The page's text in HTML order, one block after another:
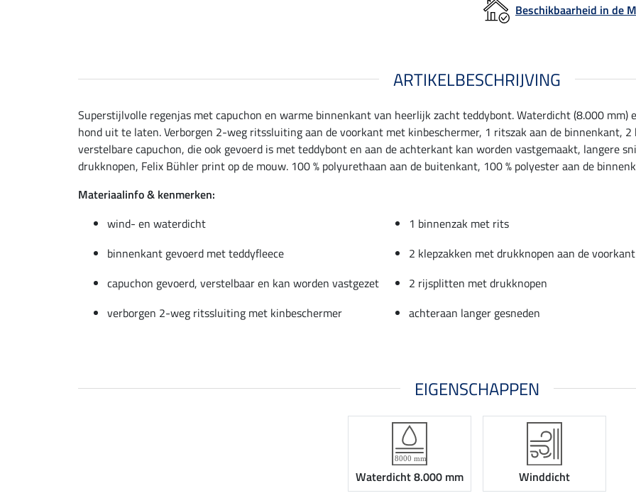
Beschikbaarheid in de
ARTIKELBESCHRIJVING
Superstijlvolle regenjas met capuchon en warme binnenkant van heerlijk zacht teddybont. Waterdicht (8.000 mm)
hond uit te laten. Verborgen 2-weg ritssluiting aan de voorkant met kinbeschermer, 1 ritszak aan de binnenkant,
verstelbare capuchon, die ook gevoerd is met teddybont en aan de achterkant kan worden vastgemaakt, langere
drukknopen, Felix Bühler print op de mouw. 100 % polyurethaan aan de buitenkant, 100 % polyester aan de
Materiaalinfo & kenmerken:
wind- en waterdicht
1 binnenzak met rits
binnenkant gevoerd met teddyfleece
2 klepzakken met drukknopen aan de voorkant
capuchon gevoerd, verstelbaar en kan worden vastgezet
2 rijsplitten met drukknopen
verborgen 2-weg ritssluiting met kinbeschermer
achteraan langer gesneden
EIGENSCHAPPEN
Waterdicht 8.000 mm Winddicht